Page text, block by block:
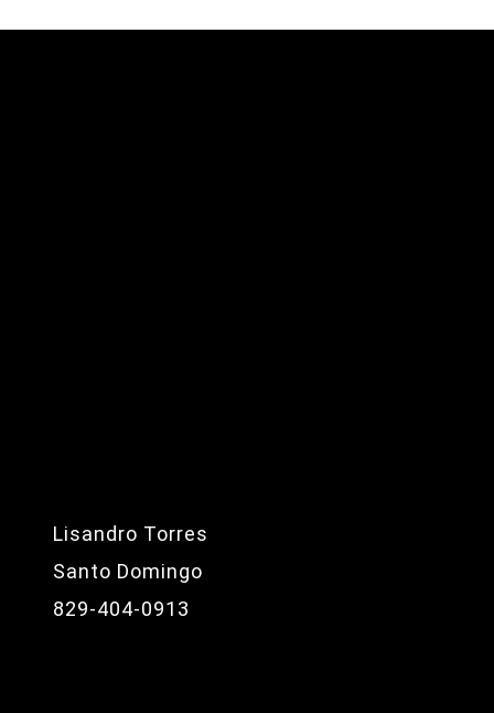
Lisandro Torres
Santo Domingo
829-404-0913